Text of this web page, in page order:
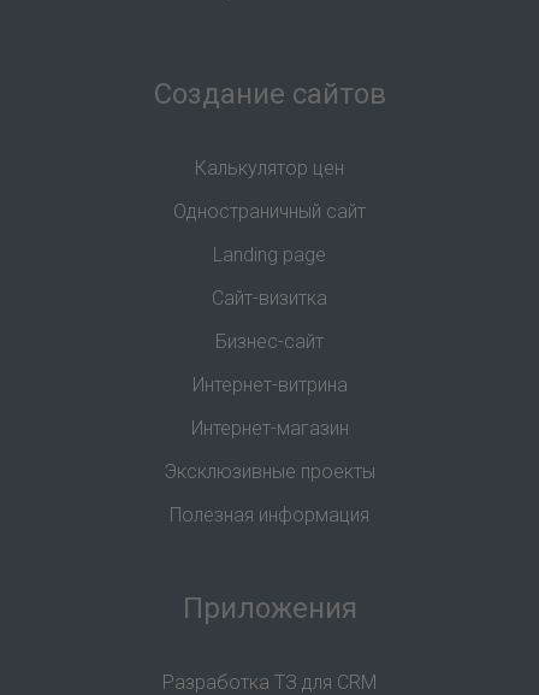
Создание сайтов
Калькулятор цен
Одностраничный сайт
Landing page
Сайт-визитка
Бизнес-сайт
Интернет-витрина
Интернет-магазин
Эксклюзивные проекты
Полезная информация
Приложения
Разработка ТЗ для CRM